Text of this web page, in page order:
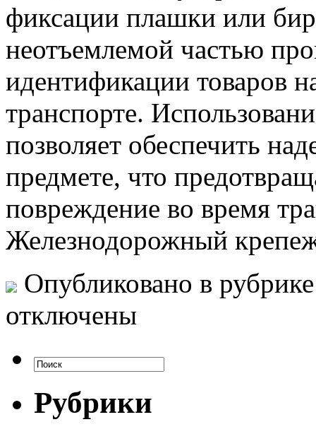
фиксации плашки или
неотъемлемой частью
идентификации товаров
транспорте.
позволяет обеспечить
предмете, что
повреждение во время
Железнодорожный
Опубликовано в
отключены
Рубрики